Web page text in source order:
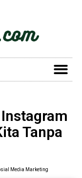
Tanpa
Media Marketing